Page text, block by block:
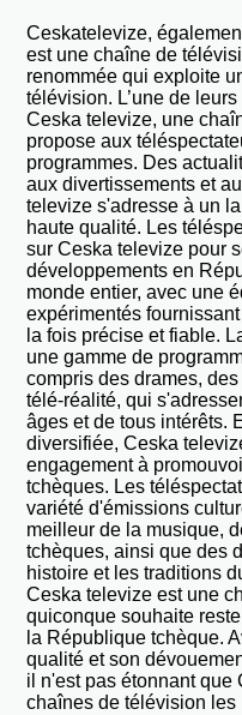
Ceskatelevize,
est une chaîne de
renommée qui exploite
télévision. L’une de
Ceska televize, une
propose aux
programmes. Des
aux divertissements et
televize s'adresse à un
haute qualité. Les
sur Ceska televize pour
développements en
monde entier, avec une
expérimentés
la fois précise et fiable.
une gamme de
compris des drames,
télé-réalité, qui
âges et de tous intérêts.
diversifiée, Ceska
engagement à
tchèques. Les
variété d'émissions
meilleur de la musique,
tchèques, ainsi que des
histoire et les traditions
Ceska televize est une
quiconque souhaite
la République tchèque.
qualité et son
il n'est pas étonnant que
chaînes de télévision